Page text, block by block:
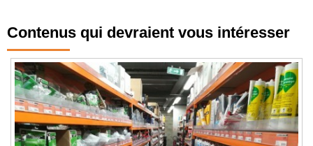
Contenus qui devraient vous intéresser